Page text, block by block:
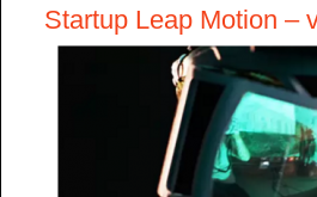
Startup Leap Motion –